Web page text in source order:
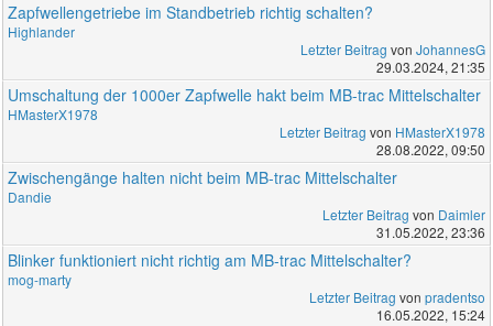
Zapfwellengetriebe im Standbetrieb richtig schalten?
Highlander
Letzter Beitrag von JohannesG
29.03.2024, 21:35
Umschaltung der 1000er Zapfwelle hakt beim MB-trac Mittelschalter
HMasterX1978
Letzter Beitrag von HMasterX1978
28.08.2022, 09:50
Zwischengänge halten nicht beim MB-trac Mittelschalter
Dandie
Letzter Beitrag von Daimler
31.05.2022, 23:36
Blinker funktioniert nicht richtig am MB-trac Mittelschalter?
mog-marty
Letzter Beitrag von pradentso
16.05.2022, 15:24